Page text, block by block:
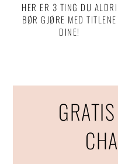
HER ER 3 TING DU ALDRI
BØR GJØRE MED TITLENE
DINE!